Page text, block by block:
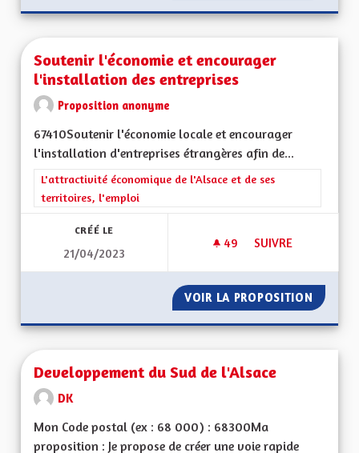
Soutenir l'économie et encourager
l'installation des entreprises
Proposition anonyme
67410Soutenir l'économie locale et encourager
l'installation d'entreprises étrangères afin de...
Filtrer les résultats de la catégorie : L'attractivité
L'attractivité économique de l'Alsace et de ses
territoires, l'emploi
CRÉÉ LE
21/04/2023
49 49 ABONNÉS
SUIVRE
VOIR LA PROPOSITION
Developpement du Sud de l'Alsace
DK
Mon Code postal (ex : 68 000) : 68300Ma
proposition : Je propose de créer une voie rapide